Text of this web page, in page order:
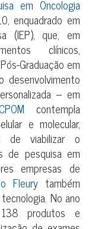
em Oncologia
enquadrado em
(IEP), que, em
clínicos,
Graduação em
desenvolvimento
– em
contempla
e molecular,
de viabilizar o
de pesquisa em
empresas de
Fleury também
No ano
produtos e